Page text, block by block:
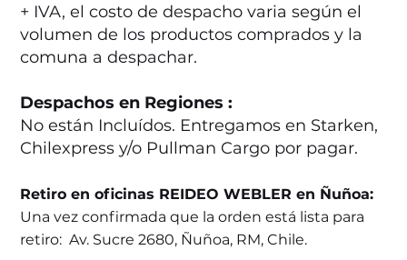
+ IVA, el costo de despacho varia según el
volumen de los productos comprados y la
comuna a despachar.
Despachos en Regiones :
No están Incluídos. Entregamos en Starken,
Chilexpress y/o Pullman Cargo por pagar.
Retiro en oficinas REIDEO WEBLER en Ñuñoa:
Una vez confirmada que la orden está lista para
retiro: Av. Sucre 2680, Ñuñoa, RM, Chile.